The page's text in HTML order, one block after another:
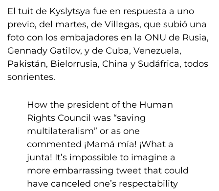
El tuit de Kyslytsya fue en respuesta a uno
previo, del martes, de Villegas, que subió una
foto con los embajadores en la ONU de Rusia,
Gennady Gatilov, y de Cuba, Venezuela,
Pakistán, Bielorrusia, China y Sudáfrica, todos
sonrientes.
How the president of the Human
Rights Council was “saving
multilateralism” or as one
commented ¡Mamá mía! ¡What a
junta! It’s impossible to imagine a
more embarrassing tweet that could
have canceled one’s respectability